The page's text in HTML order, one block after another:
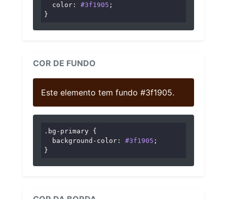
color : #3f1905 ;
}
COR DE FUNDO
Este elemento tem fundo #3f1905.
.bg-primary {
background-color : #3f1905 ;
}